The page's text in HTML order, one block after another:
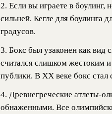
2. Если вы играете в боулинг,
сильней. Кегле для боулинга
градусов.
3. Бокс был узаконен как вид
считался слишком жестоким
публики. В XX веке бокс
4. Древнегреческие атлеты-
обнаженными. Все